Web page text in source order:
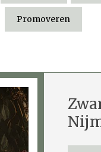
Promoveren